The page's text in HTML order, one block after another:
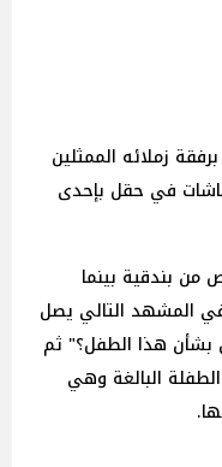
زملائه الممثلين
في حقل بإحدى
بندقية بينما
المشهد التالي يصل
بشأن هذا الطفل؟" ثم
البالغة وهي